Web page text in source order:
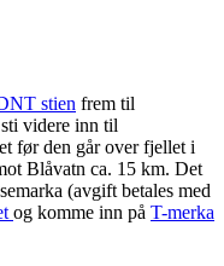
stien frem til
videre inn til
før den går over fjellet i
Blåvatn ca. 15 km. Det
(avgift betales med
og komme inn på T-merka